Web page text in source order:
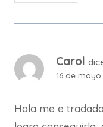
Carol
16 de mayo
Hola me e